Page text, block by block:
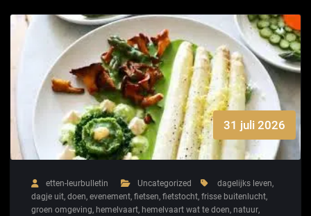
31 juli 2026
etten-leurbulletin Uncategorized dagelijks leven,
dagje uit, doen, evenement, fietsen, fietstocht, frisse buitenlucht,
groen omgeving, hemelvaart, hemelvaart wat te doen, natuur,